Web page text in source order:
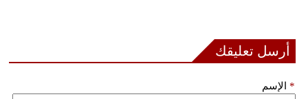
أرسل تعليقك
الإسم *